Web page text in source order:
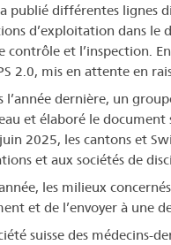
a publié différentes lignes
d’exploitation dans le
contrôle et l’inspection.
2.0, mis en attente en
l’année dernière, un
et élaboré le document
2025, les cantons et
et aux sociétés de
les milieux
et de l’envoyer à une
suisse des médecins-